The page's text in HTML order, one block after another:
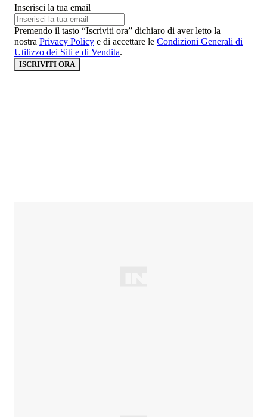
Inserisci la tua email
Premendo il tasto “Iscriviti ora” dichiaro di aver letto la
nostra Privacy Policy e di accettare le Condizioni Generali di
Utilizzo dei Siti e di Vendita.
ISCRIVITI ORA